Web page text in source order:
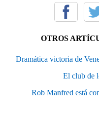
OTROS
Dramática victoria de
El club de
Rob Manfred está